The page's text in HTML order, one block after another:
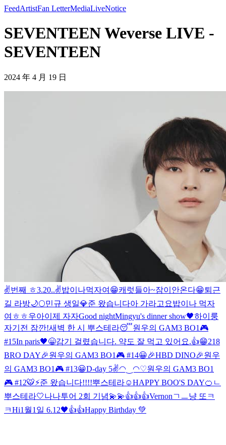
FeedArtistFan LetterMediaLiveNotice
SEVENTEEN Weverse LIVE -
SEVENTEEN
2024 年 4 月 19 日
✌️번째 ㅎ3.20..✌️밥이나먹자여 😁캐럿들아~잠이안온다😁퇴근
길 라방🌙🌕민규 생일💎준 왔습니다아 가라고요밥이나 먹자
여ㅎㅎ우아이제 자자Good nightMingyu's dinner show🖤하이룽
자기전 잠깐!새벽 한 시 뿌스테라😴원우의 GAM3 BO1🎮
#15In paris🖤😁감기 걸렸습니다. 약도 잘 먹고 있어요.👍😁218
BRO DAY🎉원우의 GAM3 BO1🎮 #14😀🎉HBD DINO🎉원우
의 GAM3 BO1🎮 #13😀D-day 5✌️◠‿◠♡원우의 GAM3 BO1
🎮 #12🐯⚡️준 왔습니다!!!!뿌스테라☺️HAPPY BOO'S DAY🍊 ㄴ
뿌스테라🤍나나투어 2회 기념💫💫👍👍👍Vernonㄱㅡ냥 또ㅋ
ㅋHi1월1일 6.12🖤👍👍Happy Birthday 💚